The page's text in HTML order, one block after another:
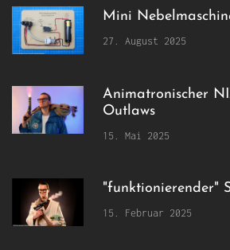
Mini
27. August 2025
Animatronischer
Outlaws
15. Mai 2025
"funktionierender"
15. Februar 2025